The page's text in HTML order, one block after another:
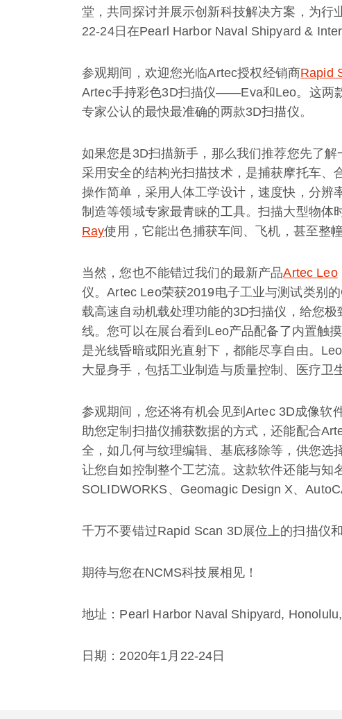
堂，共同探讨并展示创新科技解决方案，为行
22-24日在Pearl Harbor Naval Shipyard &
参观期间，欢迎您光临Artec授权经销商Rapid
Artec手持彩色3D扫描仪——Eva和Leo。这两
专家公认的最快最准确的两款3D扫描仪。
如果您是3D扫描新手，那么我们推荐您先了
采用安全的结构光扫描技术，是捕获摩托车、
操作简单，采用人体工学设计，速度快，分
制造等领域专家最青睐的工具。扫描大型物体
Ray使用，它能出色捕获车间、飞机，甚至整
当然，您也不能错过我们的最新产品Artec Leo
仪。Artec Leo荣获2019电子工业与测试类别
载高速自动机载处理功能的3D扫描仪，给您
线。您可以在展台看到Leo产品配备了内置触
是光线昏暗或阳光直射下，都能尽享自由。
大显身手，包括工业制造与质量控制、医疗卫
参观期间，您还将有机会见到Artec 3D成像软
助您定制扫描仪捕获数据的方式，还能配合
全，如几何与纹理编辑、基底移除等，供您选
让您自如控制整个工艺流。这款软件还能与知
SOLIDWORKS、Geomagic Design X、
千万不要错过Rapid Scan 3D展位上的扫描仪
期待与您在NCMS科技展相见！
地址：Pearl Harbor Naval Shipyard,
日期：2020年1月22-24日